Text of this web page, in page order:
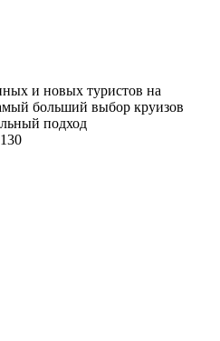
и новых туристов на
больший выбор круизов
подход